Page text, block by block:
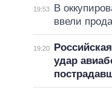
19:53
В
ввели
19:20
удар